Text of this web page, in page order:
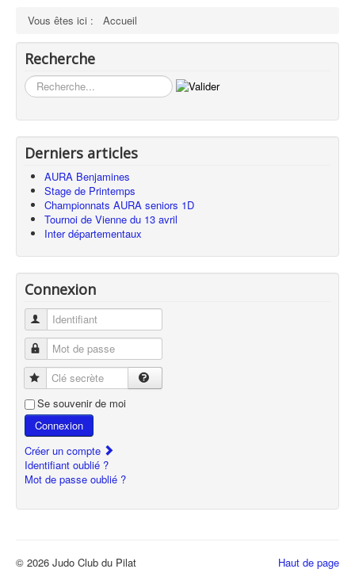
Vous êtes ici : Accueil
Recherche
Rechercher
Derniers articles
AURA Benjamines
Stage de Printemps
Championnats AURA seniors 1D
Tournoi de Vienne du 13 avril
Inter départementaux
Connexion
Identifiant
Mot de passe
Clé secrète
Se souvenir de moi
Connexion
Créer un compte
Identifiant oublié ?
Mot de passe oublié ?
Haut de page
© 2026 Judo Club du Pilat